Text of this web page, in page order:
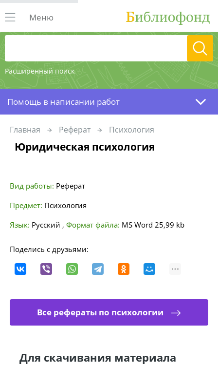
Расширенный поиск
Меню
Помощь в написании работ
Главная Реферат Психология
Юридическая психология
Вид работы: Реферат
Предмет: Психология
Язык: Русский , Формат файла: MS Word 25,99 kb
Поделись с друзьями:
Все рефераты по психологии
Для скачивания материала